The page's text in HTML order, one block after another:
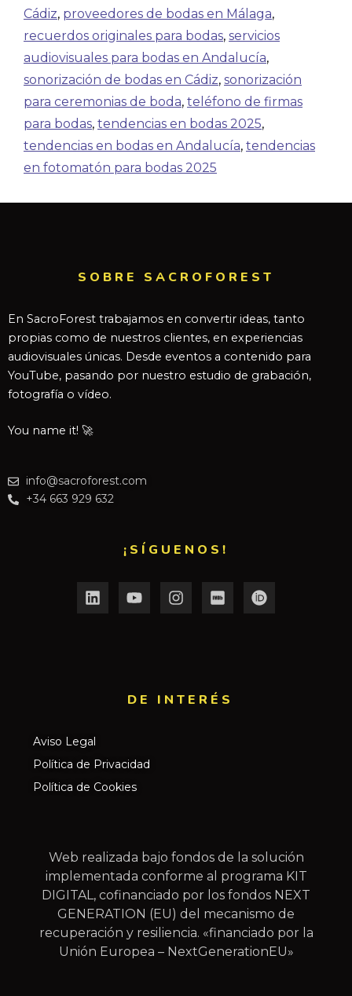
Cádiz, proveedores de bodas en Málaga,
recuerdos originales para bodas, servicios
audiovisuales para bodas en Andalucía,
sonorización de bodas en Cádiz, sonorización
para ceremonias de boda, teléfono de firmas
para bodas, tendencias en bodas 2025,
tendencias en bodas en Andalucía, tendencias
en fotomatón para bodas 2025
SOBRE SACROFOREST
En SacroForest trabajamos en convertir ideas, tanto
propias como de nuestros clientes, en experiencias
audiovisuales únicas. Desde eventos a contenido para
YouTube, pasando por nuestro estudio de grabación,
fotografía o vídeo.
You name it! 🚀
info@sacroforest.com
+34 663 929 632
¡SÍGUENOS!
DE INTERÉS​
Aviso Legal
Política de Privacidad
Política de Cookies
Web realizada bajo fondos de la solución
implementada conforme al programa KIT
DIGITAL, cofinanciado por los fondos NEXT
GENERATION (EU) del mecanismo de
recuperación y resiliencia. «financiado por la
Unión Europea – NextGenerationEU»